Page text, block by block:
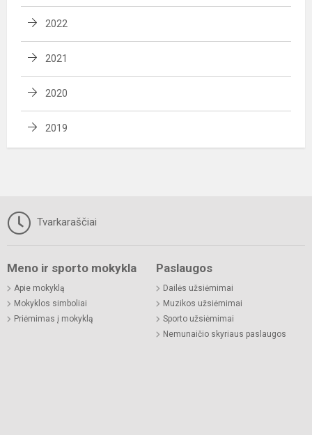
2022
2021
2020
2019
Tvarkaraščiai
Meno ir sporto mokykla
Apie mokyklą
Mokyklos simboliai
Priėmimas į mokyklą
Paslaugos
Dailės užsiėmimai
Muzikos užsiėmimai
Sporto užsiėmimai
Nemunaičio skyriaus paslaugos